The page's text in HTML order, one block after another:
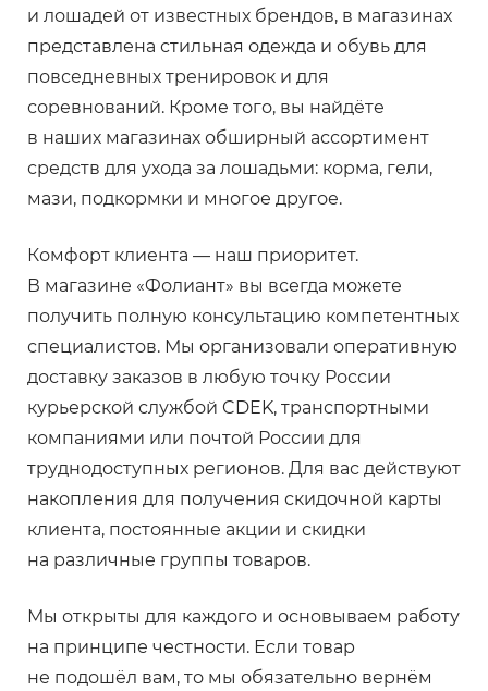
и лошадей от известных брендов, в магазинах
представлена стильная одежда и обувь для
повседневных тренировок и для
соревнований. Кроме того, вы найдёте
в наших магазинах обширный ассортимент
средств для ухода за лошадьми: корма, гели,
мази, подкормки и многое другое.
Комфорт клиента — наш приоритет.
В магазине «Фолиант» вы всегда можете
получить полную консультацию компетентных
специалистов. Мы организовали оперативную
доставку заказов в любую точку России
курьерской службой CDEK, транспортными
компаниями или почтой России для
труднодоступных регионов. Для вас действуют
накопления для получения скидочной карты
клиента, постоянные акции и скидки
на различные группы товаров.
Мы открыты для каждого и основываем работу
на принципе честности. Если товар
не подошёл вам, то мы обязательно вернём